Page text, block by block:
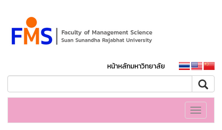
หน้าหลักมหาวิทยาลัย
Toggle